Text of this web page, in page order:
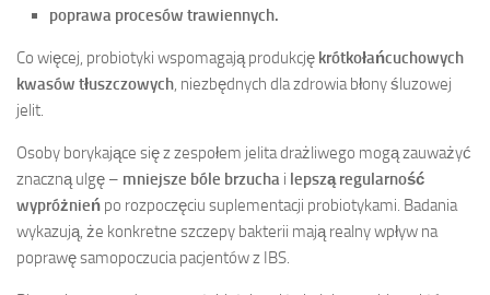
poprawa procesów trawiennych.
Co więcej, probiotyki wspomagają produkcję krótkołańcuchowych
kwasów tłuszczowych , niezbędnych dla zdrowia błony śluzowej
jelit.
Osoby borykające się z zespołem jelita drażliwego mogą zauważyć
znaczną ulgę – mniejsze bóle brzucha i lepszą regularność
wypróżnień po rozpoczęciu suplementacji probiotykami. Badania
wykazują, że konkretne szczepy bakterii mają realny wpływ na
poprawę samopoczucia pacjentów z IBS.